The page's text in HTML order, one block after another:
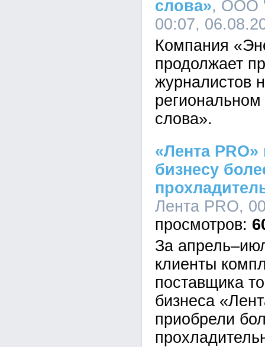
слова», ООО
00:07,
Компания
продолжает
журналистов
слова».
«Лента
бизнесу
Лента PRO,
За
клиенты
поставщика
бизнеса
приобрели